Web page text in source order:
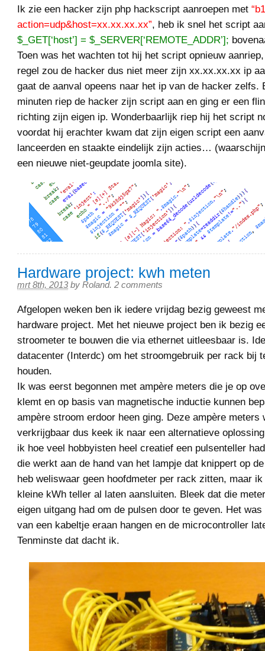
Ik zie een hacker zijn php hackscript aanroepen met
action=udp&host=xx.xx.xx.xx”, heb ik snel het script
$_GET[‘host’] = $_SERVER[‘REMOTE_ADDR’];
Toen was het wachten tot hij het script opnieuw
regel zou de hacker dus niet meer zijn xx.xx.xx.xx ip
gaat de aanval opeens naar het ip van de hacker zelfs.
minuten riep de hacker zijn script aan en ging er een
richting zijn eigen ip. Wonderbaarlijk riep hij het script
voordat hij erachter kwam dat zijn eigen script een
lanceerden en staakte eindelijk zijn acties…
een nieuwe niet-geupdate joomla site).
Hardware project: kwh meten
mrt 8th, 2013 by Roland. 2 comments
Afgelopen weken ben ik iedere vrijdag bezig geweest
hardware project. Met het nieuwe project ben ik bezig
stroometer te bouwen die via ethernet uitleesbaar is.
datacenter (Interdc) om het stroomgebruik per rack bij
houden.
Ik was eerst begonnen met ampère meters die je op
klemt en op basis van magnetische inductie kunnen
ampère stroom erdoor heen ging. Deze ampère meters
verkrijgbaar dus keek ik naar een alternatieve
ik hoe veel hobbyisten heel creatief een pulsenteller
die werkt aan de hand van het lampje dat knippert op
heb weliswaar geen hoofdmeter per rack zitten, maar
kleine kWh teller al laten aansluiten. Bleek dat die
eigen uitgang had om de pulsen door te geven. Het
van een kabeltje eraan hangen en de microcontroller
Tenminste dat dacht ik.